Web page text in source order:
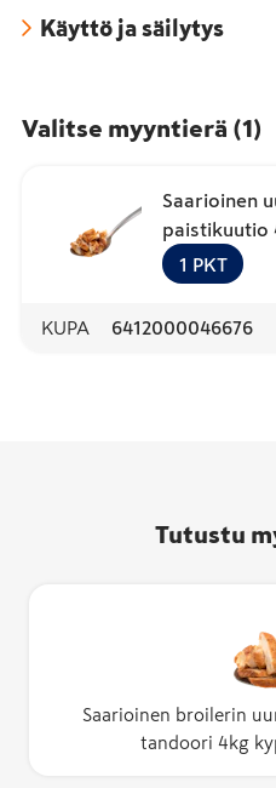
Käyttö ja säilytys
Valitse myyntierä (1 )
Saarioinen
paistikuutio
(Suomi)
1 PKT
KUPA 6412000046676
Tutustu
Saarioinen broilerin
tandoori 4kg